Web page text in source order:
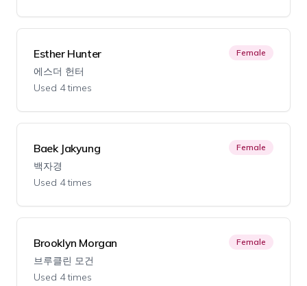
Esther Hunter
에스더 헌터
Used 4 times
Female
Baek Jakyung
백자경
Used 4 times
Female
Brooklyn Morgan
브루클린 모건
Used 4 times
Female